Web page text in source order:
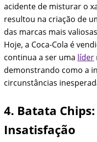
acidente de misturar o
resultou na criação de
das marcas mais
Hoje, a Coca-Cola é
continua a ser uma líder
demonstrando como a
circunstâncias
4. Batata
Insatisfação